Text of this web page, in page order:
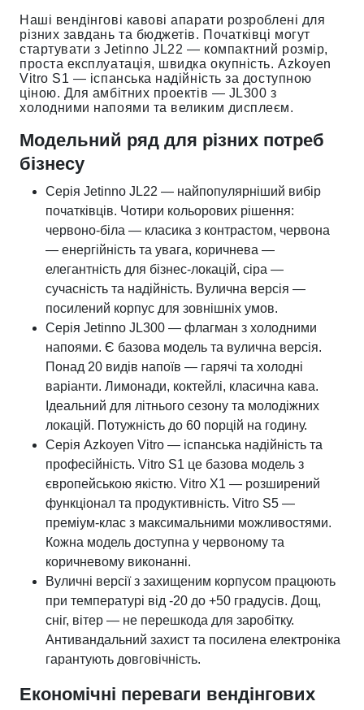
Наші вендінгові кавові апарати розроблені для
різних завдань та бюджетів. Початківці могут
стартувати з Jetinno JL22 — компактний розмір,
проста експлуатація, швидка окупність. Azkoyen
Vitro S1 — іспанська надійність за доступною
ціною. Для амбітних проектів — JL300 з
холодними напоями та великим дисплеєм.
Модельний ряд для різних потреб
бізнесу
Серія Jetinno JL22 — найпопулярніший вибір
початківців. Чотири кольорових рішення:
червоно-біла — класика з контрастом, червона
— енергійність та увага, коричнева —
елегантність для бізнес-локацій, сіра —
сучасність та надійність. Вулична версія —
посилений корпус для зовнішніх умов.
Серія Jetinno JL300 — флагман з холодними
напоями. Є базова модель та вулична версія.
Понад 20 видів напоїв — гарячі та холодні
варіанти. Лимонади, коктейлі, класична кава.
Ідеальний для літнього сезону та молодіжних
локацій. Потужність до 60 порцій на годину.
Серія Azkoyen Vitro — іспанська надійність та
професійність. Vitro S1 це базова модель з
європейською якістю. Vitro X1 — розширений
функціонал та продуктивність. Vitro S5 —
преміум-клас з максимальними можливостями.
Кожна модель доступна у червоному та
коричневому виконанні.
Вуличні версії з захищеним корпусом працюють
при температурі від -20 до +50 градусів. Дощ,
сніг, вітер — не перешкода для заробітку.
Антивандальний захист та посилена електроніка
гарантують довговічність.
Економічні переваги вендінгових